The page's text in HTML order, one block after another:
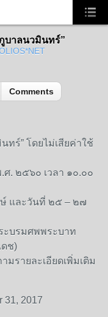
บาลนวมินทร์”
Comments
ทร์” โดยไม่เสียค่าใช้
. ๒๕๖๐ เวลา ๑๐.๐๐
และวันที่ ๒๕ – ๒๗
ะบรมศพพระบาท
ช)
รายละเอียดเพิ่มเติม
31, 2017